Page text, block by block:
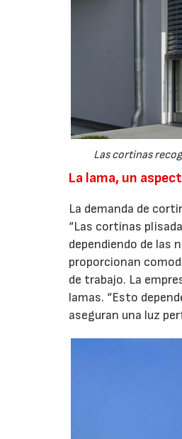
Las cortinas
La lama, un
La demanda de
“Las cortinas
dependiendo de las
proporcionan
de trabajo. La
lamas. “Esto
aseguran una luz